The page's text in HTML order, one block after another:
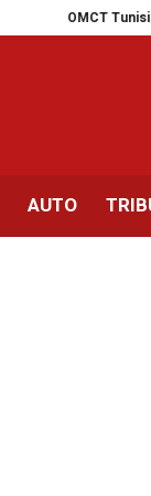
OMCT Tunisie
AUTO